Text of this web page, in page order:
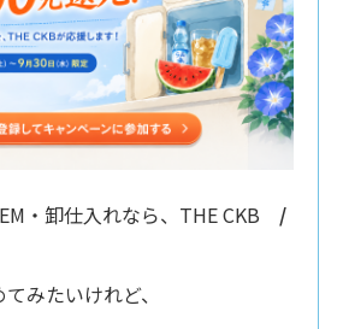
・卸仕入れなら、THE CKB /
みたいけれど、